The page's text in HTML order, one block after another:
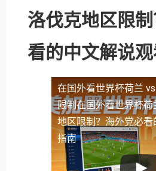
洛伐克地区限
看的中文解说
在国外看世界杯荷兰
限制在国外看世界杯荷
地区限制？海外党必
指南